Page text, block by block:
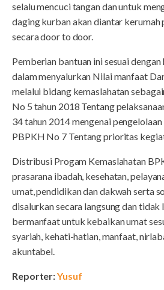
selalu mencuci tangan dan untuk
daging kurban akan diantar kerumah
secara door to door.
Pemberian bantuan ini sesuai
dalam menyalurkan Nilai manfaat
melalui bidang kemaslahatan
No 5 tahun 2018 Tentang
34 tahun 2014 mengenai
PBPKH No 7 Tentang prioritas
Distribusi Progam Kemaslahatan
prasarana ibadah, kesehatan,
umat, pendidikan dan dakwah serta
disalurkan secara langsung dan tidak
bermanfaat untuk kebaikan umat
syariah, kehati-hatian, manfaat,
akuntabel.
Reporter:Yusuf